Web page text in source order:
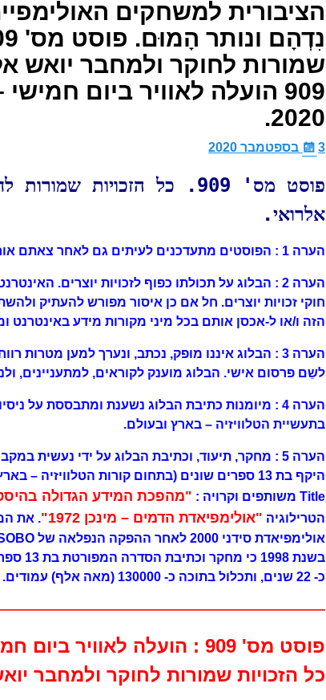
שמורות לחוקר ולמחבר יואש
2020.
3 בספטמבר 2020
פוסט מס' 909. כל הזכויות
אלרואי.
הערה 1 : הפוסטים מתעדכנים לעיתים גם לאחר צאתם אור באם אנ וכי מחזיק בידי מידע חדש.
הערה 2 : הבלוג על תכולתו כפוף לזכויות יוצרים.
חוקי זכויות יוצרים. חל אם כן איסור מפורש להעתיק
הזה ו/או ל-אכסן אותם בכל מיני מקורות מידע באינטרנט
הערה 3 : הבלוג איננו מופק, נכתב, ונערך למען מטרות
לשֵם פרסום אישי. הבלוג מוענק לקוראים, למתעניינים,
בתעשיית הטלוויזיה – בארץ ובעולם.
הערה 5 : מחקר, תיעוד, וכתיבת הבלוג על ידי נעשית
היקף בת 13 ספרים שונים (בתחום קורות
Title משותפים וקרויה :
"מהפכת המידע הגדולה
הטרילוגיה "אולימפיאדת הדמים – מינכן 1972"
. את
בשנת
כ- 22 שנים, ותכלול בתוכה כ- 130000 (מאה אלף) עמודים.
כל הזכויות שמורות לחוקר ולמחבר